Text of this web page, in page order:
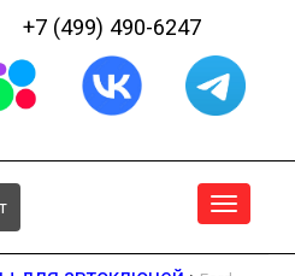
+7 (499) 490-6247
Меню